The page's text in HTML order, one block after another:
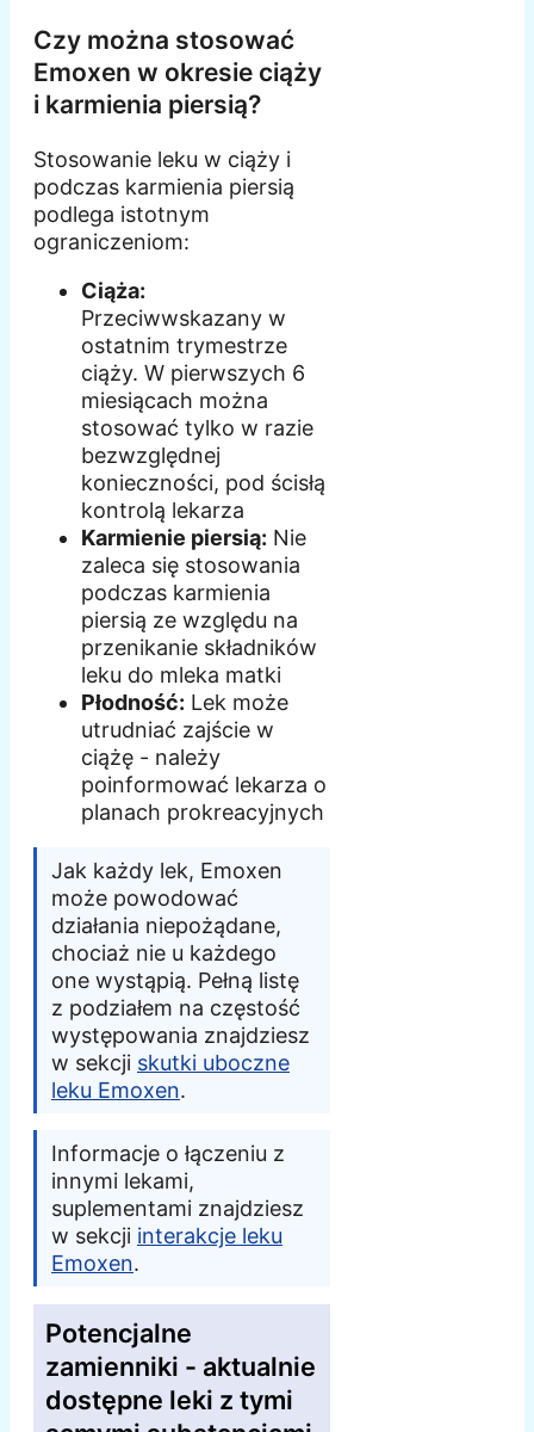
Czy można stosować
Emoxen w okresie ciąży
i karmienia piersią?
Stosowanie leku w ciąży i
podczas karmienia piersią
podlega istotnym
ograniczeniom:
Ciąża:
Przeciwwskazany w
ostatnim trymestrze
ciąży. W pierwszych 6
miesiącach można
stosować tylko w razie
bezwzględnej
konieczności, pod ścisłą
kontrolą lekarza
Karmienie piersią: Nie
zaleca się stosowania
podczas karmienia
piersią ze względu na
przenikanie składników
leku do mleka matki
Płodność: Lek może
utrudniać zajście w
ciążę - należy
poinformować lekarza o
planach prokreacyjnych
Jak każdy lek, Emoxen
może powodować
działania niepożądane,
chociaż nie u każdego
one wystąpią. Pełną listę
z podziałem na częstość
występowania znajdziesz
w sekcji skutki uboczne
leku Emoxen.
Informacje o łączeniu z
innymi lekami,
suplementami znajdziesz
w sekcji interakcje leku
Emoxen.
Potencjalne
zamienniki - aktualnie
dostępne leki z tymi